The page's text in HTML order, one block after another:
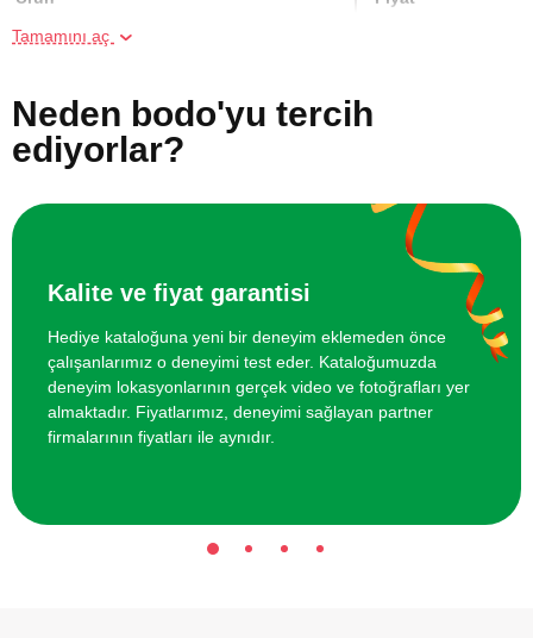
Reformer Pilates Kursu
1400 TL
Arkadaş Grubu için VR Sanal Gerçeklik
Oyunu
1800 TL
Arkadaş Grubu için Korku Evi Oyunu 3000 TL
Tamamını aç
Neden bodo'yu tercih
ediyorlar?
Kalite ve fiyat garantisi
Hediye kataloğuna yeni bir deneyim eklemeden önce
çalışanlarımız o deneyimi test eder. Kataloğumuzda
deneyim lokasyonlarının gerçek video ve fotoğrafları yer
almaktadır. Fiyatlarımız, deneyimi sağlayan partner
firmalarının fiyatları ile aynıdır.